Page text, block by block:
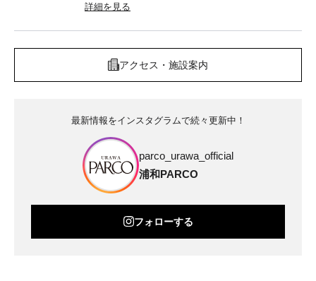
詳細を見る
アクセス・施設案内
最新情報をインスタグラムで続々更新中！
parco_urawa_official
浦和PARCO
フォローする